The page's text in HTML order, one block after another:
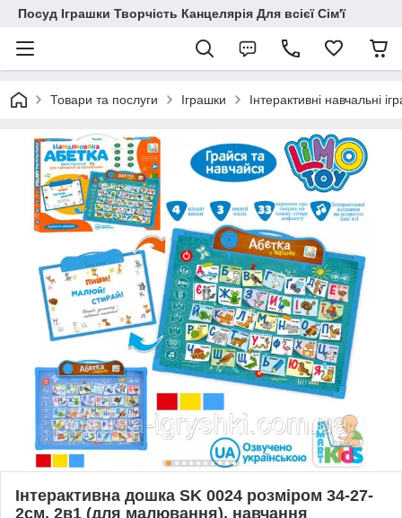
Посуд Іграшки Творчість Канцелярія Для всієї Сім'ї
Товари та послуги Іграшки Інтерактивні навчальні
Інтерактивна дошка SK 0024 розміром 34-27-
2см, 2в1 (для малювання), навчання